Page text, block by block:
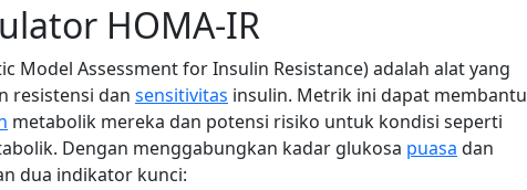
HOMA-IR
Model Assessment for Insulin Resistance) adalah alat yang
resistensi dan sensitivitas insulin. Metrik ini dapat membantu
metabolik mereka dan potensi risiko untuk kondisi seperti
Dengan menggabungkan kadar glukosa puasa dan
dua indikator kunci: